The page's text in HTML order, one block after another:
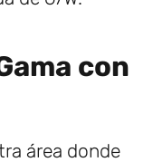
con
área donde